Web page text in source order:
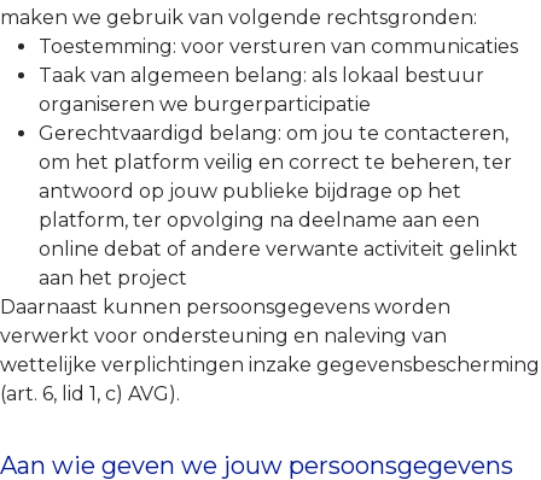
maken we gebruik van volgende rechtsgronden:
Toestemming: voor versturen van communicaties
Taak van algemeen belang: als lokaal bestuur
organiseren we burgerparticipatie
Gerechtvaardigd belang: om jou te contacteren,
om het platform veilig en correct te beheren, ter
antwoord op jouw publieke bijdrage op het
platform, ter opvolging na deelname aan een
online debat of andere verwante activiteit gelinkt
aan het project
Daarnaast kunnen persoonsgegevens worden
verwerkt voor ondersteuning en naleving van
wettelijke verplichtingen inzake gegevensbescherming
(art. 6, lid 1, c) AVG).
Aan wie geven we jouw persoonsgegevens